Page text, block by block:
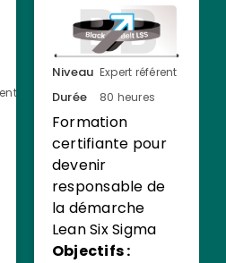
Niveau Expert référent
Durée 80 heures
Formation
certifiante pour
devenir
responsable de
la démarche
Lean Six Sigma
Objectifs :